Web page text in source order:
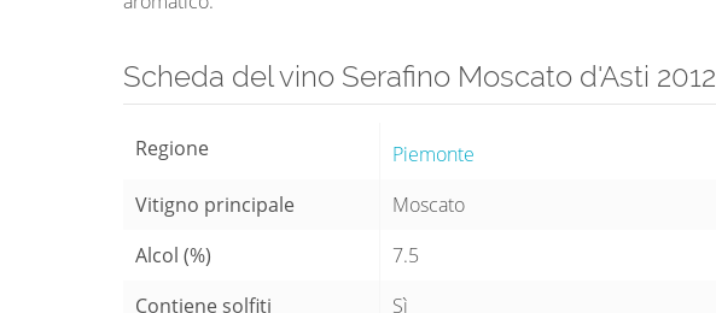
Scheda del vino Serafino Moscato d'Asti 2012
Regione
Piemonte
Vitigno principale
Moscato
Alcol (%)
7.5
Contiene solfiti
Sì